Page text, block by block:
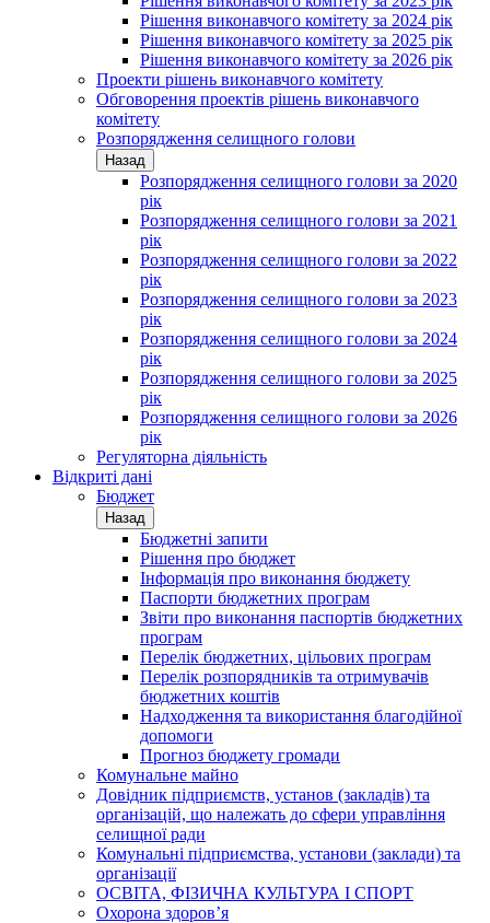
Рішення виконавчого комітету за 2024 рік
Рішення виконавчого комітету за 2025 рік
Рішення виконавчого комітету за 2026 рік
Проекти рішень виконавчого комітету
Обговорення проектів рішень виконавчого
комітету
Розпорядження селищного голови
Назад
Розпорядження селищного голови за 2020
рік
Розпорядження селищного голови за 2021
рік
Розпорядження селищного голови за 2022
рік
Розпорядження селищного голови за 2023
рік
Розпорядження селищного голови за 2024
рік
Розпорядження селищного голови за 2025
рік
Розпорядження селищного голови за 2026
рік
Регуляторна діяльність
Відкриті дані
Бюджет
Назад
Бюджетні запити
Рішення про бюджет
Інформація про виконання бюджету
Паспорти бюджетних програм
Звіти про виконання паспортів бюджетних
програм
Перелік бюджетних, цільових програм
Перелік розпорядників та отримувачів
бюджетних коштів
Надходження та використання благодійної
допомоги
Прогноз бюджету громади
Комунальне майно
Довідник підприємств, установ (закладів) та
організацій, що належать до сфери управління
селищної ради
Комунальні підприємства, установи (заклади) та
організації
ОСВІТА, ФІЗИЧНА КУЛЬТУРА І СПОРТ
Охорона здоров’я